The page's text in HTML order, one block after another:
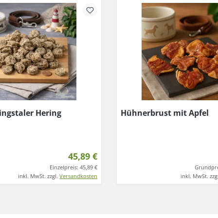
Hering
45,89 €
Einzelpreis: 45,89 €
inkl. MwSt. zzgl. Versandkosten
Hühnerbrust mit Apfel
inkl. MwSt.